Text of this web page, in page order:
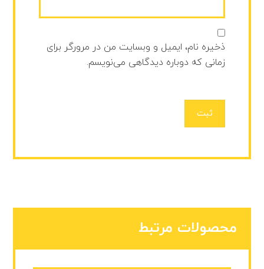
ذخیره نام، ایمیل و وبسایت من در مرورگر برای
زمانی که دوباره دیدگاهی می‌نویسم.
ثبت
محصولات مرتبط